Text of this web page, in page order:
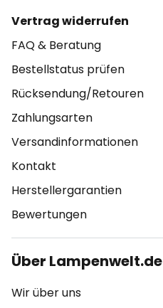
Vertrag widerrufen
FAQ & Beratung
Bestellstatus prüfen
Rücksendung/Retouren
Zahlungsarten
Versandinformationen
Kontakt
Herstellergarantien
Bewertungen
Über Lampenwelt.de
Wir über uns